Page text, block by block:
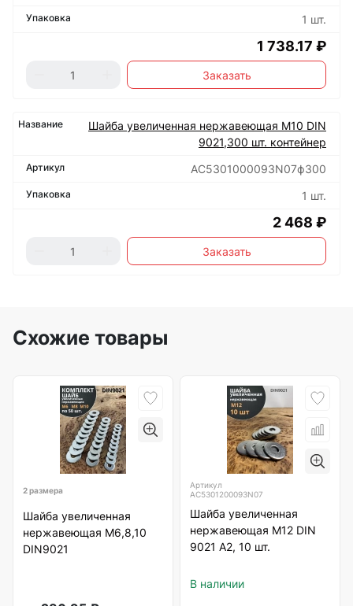
1 шт.
1 738.17 ₽
Заказать
Шайба увеличенная нержавеющая М10 DIN
9021,300 шт. контейнер
АС5301000093N07ф300
1 шт.
2 468 ₽
Заказать
Схожие товары
2 размера
Шайба увеличенная
нержавеющая М6,8,10
DIN9021
Артикул
АС5301200093N07
Шайба увеличенная
нержавеющая М12 DIN
9021 А2, 10 шт.
В наличии